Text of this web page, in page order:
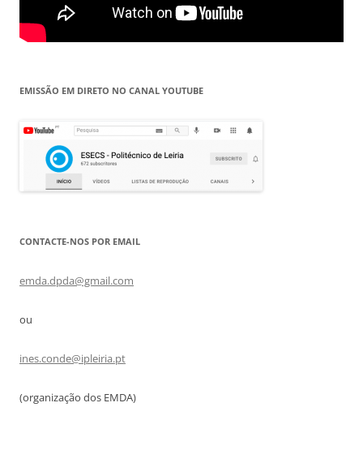
EMISSÃO EM DIRETO NO CANAL YOUTUBE
CONTACTE-NOS POR EMAIL
emda.dpda@gmail.com
ou
ines.conde@ipleiria.pt
(organização dos EMDA)